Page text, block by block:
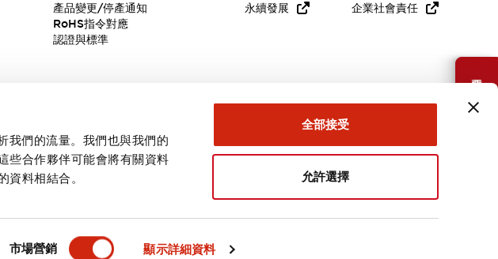
我們的流量。我們也與我們的
些合作夥伴可能會將有關資料
資料相結合。
市場營銷 顯示詳細資料
全部接受
允許選擇
需要幫助嗎？
規格 文件和檔案
產品變更/停產通知
RoHS指令對應
認證與標準
永續發展
企業社會責任
台灣